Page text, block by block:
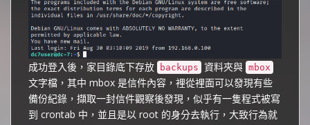
成功登入後，家目錄底下存放 backups 資料夾與 mbox
文字檔，其中 mbox 是信件內容，裡從裡面可以發現有些
備份紀錄，擷取一封信件觀察後發現，似乎有一隻程式被寫
到 crontab 中，並且是以 root 的身分去執行，大致行為就